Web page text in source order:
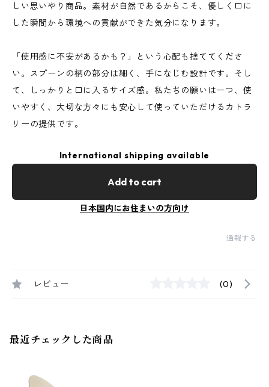
しい思いやり商品。素材が自然であるからこそ、優しく口に
した瞬間から環境への貢献ができた気分になります。
「使用感に不安があるかも？」という心配も捨ててくださ
い。スプーンの柄の部分は細く、手になじむ設計です。そし
て、しっかりと口に入るサイズ感。私たちの願いは一つ、使
いやすく、大切な方々にも安心して使っていただけるカトラ
リーの提供です。
International shipping available
Add to cart
日本国内にお住まいの方向け
通報する
レビュー (0)
最近チェックした商品